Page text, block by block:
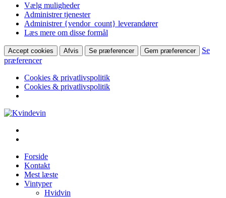
Vælg muligheder
Administrer tjenester
Administrer {vendor_count} leverandører
Læs mere om disse formål
Accept cookies Afvis Se præferencer Gem præferencer
Se
præferencer
Cookies & privatlivspolitik
Cookies & privatlivspolitik
Videre
indhold
Kvindevin
Blog om vin for kvinder (& andre mennesker)
Forside
Kontakt
Mest læste
Vintyper
Hvidvin